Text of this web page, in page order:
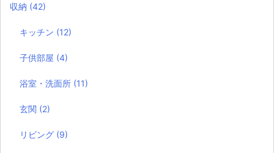
収納 (42)
キッチン (12)
子供部屋 (4)
浴室・洗面所 (11)
玄関 (2)
リビング (9)